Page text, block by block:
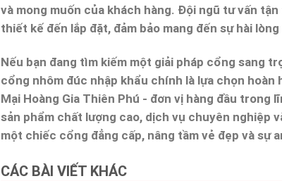
và mong muốn của khách hàng. Đội ngũ tư vấn
thiết kế đến lắp đặt, đảm bảo mang đến sự hài
Nếu bạn đang tìm kiếm một giải pháp cổng sang
cổng nhôm đúc nhập khẩu chính là lựa chọn hoàn
Mại Hoàng Gia Thiên Phú - đơn vị hàng đầu
sản phẩm chất lượng cao, dịch vụ chuyên nghiệp
một chiếc cổng đẳng cấp, nâng tầm vẻ đẹp và sự
CÁC BÀI VIẾT KHÁC